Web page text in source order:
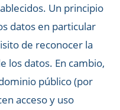
Un principio
datos en particular
de reconocer la
los datos. En cambio,
público (por
acceso y uso